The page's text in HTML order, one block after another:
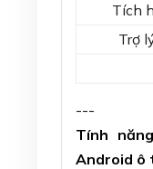
Tích
Trợ
---
Tính
Android ô